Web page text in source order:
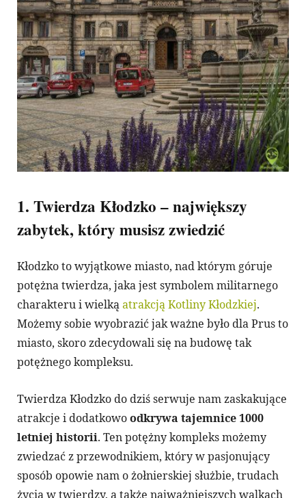
1. Twierdza Kłodzko – największy
zabytek, który musisz zwiedzić
Kłodzko to wyjątkowe miasto, nad którym góruje
potężna twierdza, jaka jest symbolem militarnego
charakteru i wielkąatrakcją Kotliny Kłodzkiej.
Możemy sobie wyobrazić jak ważne było dla Prus to
miasto, skoro zdecydowali się na budowę tak
potężnego kompleksu.
Twierdza Kłodzko do dziś serwuje nam zaskakujące
atrakcje i dodatkowoodkrywa tajemnice 1000
letniej historii. Ten potężny kompleks możemy
zwiedzać z przewodnikiem, który w pasjonujący
sposób opowie nam o żołnierskiej służbie, trudach
życia w twierdzy, a także najważniejszych walkach